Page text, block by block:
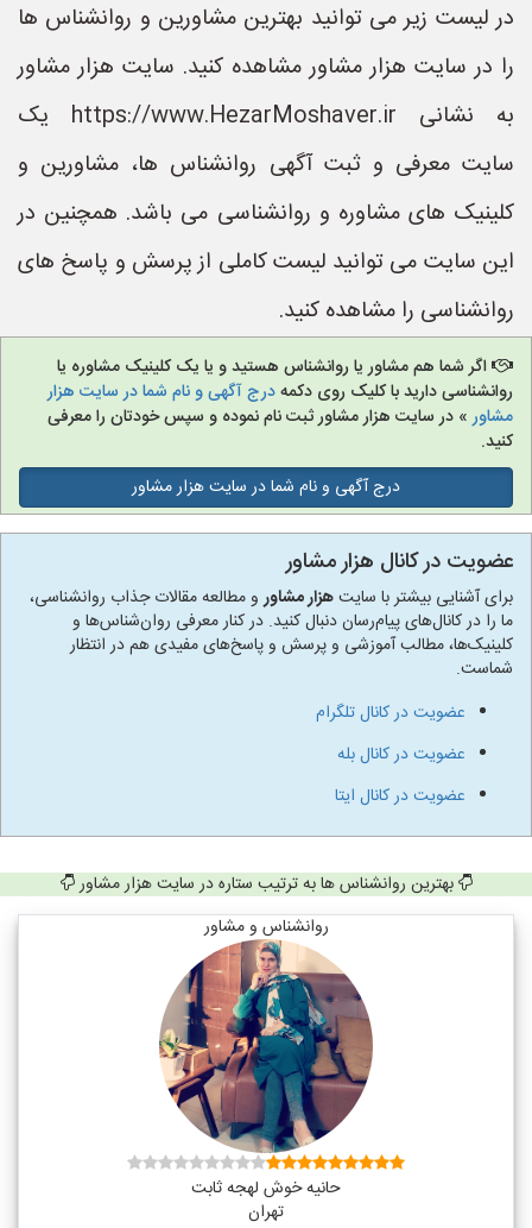
در لیست زیر می توانید بهترین مشاورین و روانشناس ها
را در سایت هزار مشاور مشاهده کنید. سایت هزار مشاور
به نشانی https://www.HezarMoshaver.ir یک
سایت معرفی و ثبت آگهی روانشناس ها، مشاورین و
کلینیک های مشاوره و روانشناسی می باشد. همچنین در
این سایت می توانید لیست کاملی از پرسش و پاسخ های
روانشناسی را مشاهده کنید.
اگر شما هم مشاور یا روانشناس هستید و یا یک کلینیک مشاوره یا
روانشناسی دارید با کلیک روی دکمهدرج آگهی و نام شما در سایت هزار
مشاور» در سایت هزار مشاور ثبت نام نموده و سپس خودتان را معرفی
کنید.
درج آگهی و نام شما در سایت هزار مشاور
عضویت در کانال هزار مشاور
برای آشنایی بیشتر با سایتهزار مشاورو مطالعه مقالات جذاب روانشناسی،
ما را در کانال‌های پیام‌رسان دنبال کنید. در کنار معرفی روان‌شناس‌ها و
کلینیک‌ها، مطالب آموزشی و پرسش و پاسخ‌های مفیدی هم در انتظار
شماست.
عضویت در کانال تلگرام
عضویت در کانال بله
عضویت در کانال ایتا
بهترین روانشناس ها به ترتیب ستاره در سایت هزار مشاور
روانشناس و مشاور
حانیه خوش لهجه ثابت
تهران